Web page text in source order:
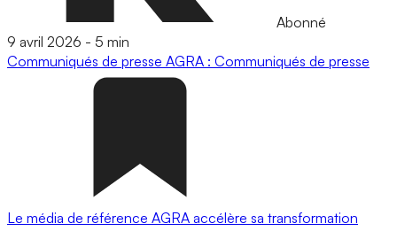
Abonné
9 avril 2026 - 5 min
Communiqués de presse AGRA : Communiqués de presse
Le média de référence AGRA accélère sa transformation